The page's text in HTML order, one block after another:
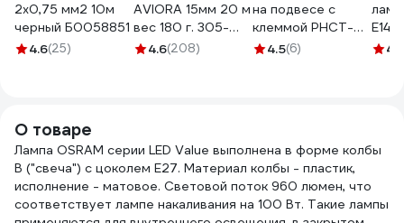
2x0,75 мм2 10м
черный Б0058851
4.6(25)
AVIORA 15мм 20 м
вес 180 г. 305-
0654.6(208)
на подвесе с
клеммой PHCT-
001BK-E14
4.5(6)
E14,
4
О товаре
Лампа OSRAM серии LED Value выполнена в форме колбы
B ("свеча") с цоколем E27. Материал колбы - пластик,
исполнение - матовое. Световой поток 960 люмен, что
соответствует лампе накаливания на 100 Вт. Такие лампы